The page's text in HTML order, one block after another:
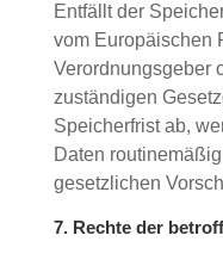
Entfällt der
vom Europäischen
Verordnungsgeber
zuständigen
Speicherfrist ab,
Daten
gesetzlichen
7. Rechte der